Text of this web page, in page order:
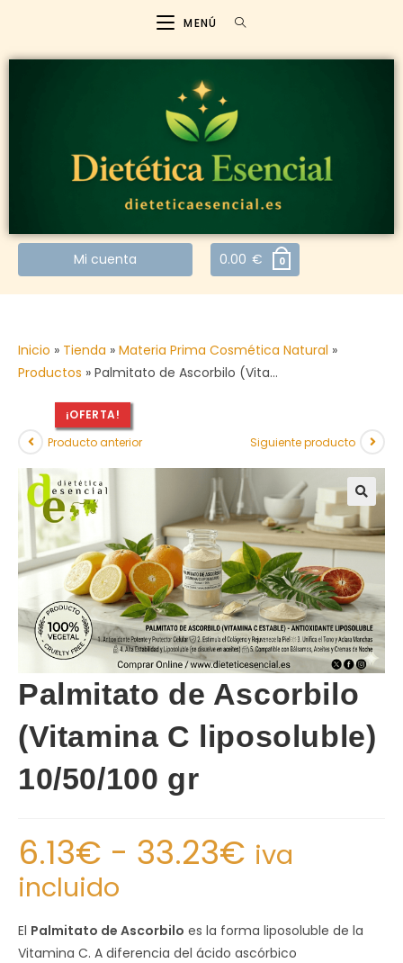
MENÚ
Mi cuenta 0.00 € 0
Inicio » Tienda » Materia Prima Cosmética Natural »
Productos » Palmitato de Ascorbilo (Vita…
¡OFERTA!
Producto anterior
Siguiente producto
Palmitato de Ascorbilo
(Vitamina C liposoluble)
10/50/100 gr
6.13€ - 33.23€ iva
incluido
El Palmitato de Ascorbilo es la forma liposoluble de la
Vitamina C. A diferencia del ácido ascórbico